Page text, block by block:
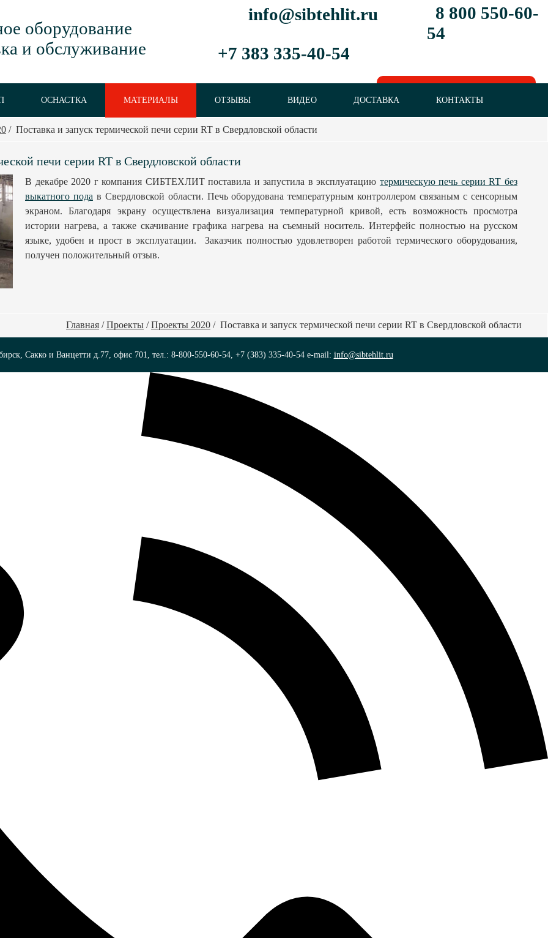
info@sibtehlit.ru
8 800 550-60-
54
+7 383 335-40-54
оборудование
и обслуживание
ОСНАСТКА МАТЕРИАЛЫ ОТЗЫВЫ ВИДЕО ДОСТАВКА КОНТАКТЫ
/ Поставка и запуск термической печи серии RT в Свердловской области
печи серии RT в Свердловской области
В декабре 2020 г компания СИБТЕХЛИТ поставила и запустила в эксплуатацию термическую печь серии RT без
выкатного пода в Свердловской области. Печь оборудована температурным контроллером связаным с сенсорным
экраном. Благодаря экрану осуществлена визуализация температурной кривой, есть возможность просмотра
истории нагрева, а также скачивание графика нагрева на съемный носитель. Интерфейс полностью на русском
языке, удобен и прост в эксплуатации. Заказчик полностью удовлетворен работой термического оборудования,
получен положительный отзыв.
Главная / Проекты / Проекты 2020 / Поставка и запуск термической печи серии RT в Свердловской области
Сакко и Ванцетти д.77, офис 701, тел.: 8-800-550-60-54, +7 (383) 335-40-54 e-mail: info@sibtehlit.ru